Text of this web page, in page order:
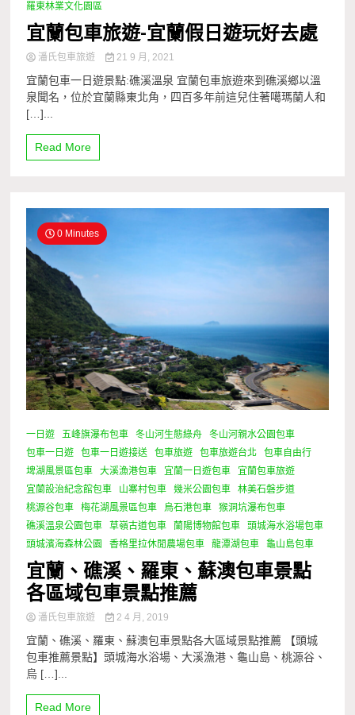
羅東林業文化園區
宜蘭包車旅遊-宜蘭假日遊玩好去處
潘氏包車旅遊 21 9 月, 2021
宜蘭包車一日遊景點:礁溪溫泉 宜蘭包車旅遊來到礁溪鄉以溫
泉聞名，位於宜蘭縣東北角，四百多年前這兒住著噶瑪蘭人和
[…]...
Read More
0 Minutes
一日遊 五峰旗瀑布包車 冬山河生態綠舟
冬山河親水公園包車
包車一日遊
包車一日遊接送 包車旅遊 包車旅遊台北
包車自由行
埤湖風景區包車
大溪漁港包車 宜蘭一日遊包車
宜蘭包車旅遊
宜蘭設治紀念館包車
山寨村包車 幾米公園包車
林美石磐步道
桃源谷包車
梅花湖風景區包車 烏石港包車
猴洞坑瀑布包車
礁溪溫泉公園包車
草嶺古道包車 蘭陽博物館包車
頭城海水浴場包車
頭城濱海森林公園
香格里拉休閒農場包車 龍潭湖包車 龜山島包車
宜蘭、礁溪、羅東、蘇澳包車景點
各區域包車景點推薦
潘氏包車旅遊 2 4 月, 2019
宜蘭、礁溪、羅東、蘇澳包車景點各大區域景點推薦 【頭城
包車推薦景點】頭城海水浴場、大溪漁港、龜山島、桃源谷、
烏 […]...
Read More